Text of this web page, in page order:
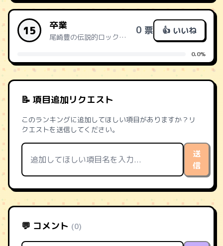
15 卒業
尾崎豊の伝説的ロック。反骨精神で旅立つ。
0 票 👍 いいね
0.0%
📝 項目追加リクエスト
このランキングに追加してほしい項目がありますか？リ
クエストを送信してください。
送
信
💬 コメント (0)